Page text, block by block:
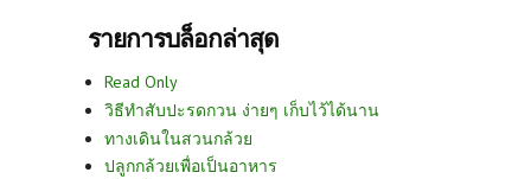
รายการบล็อกล่าสุด
Read Only
วิธีทำสับปะรดกวน ง่ายๆ เก็บไว้ได้นาน
ทางเดินในสวนกล้วย
ปลูกกล้วยเพื่อเป็นอาหาร